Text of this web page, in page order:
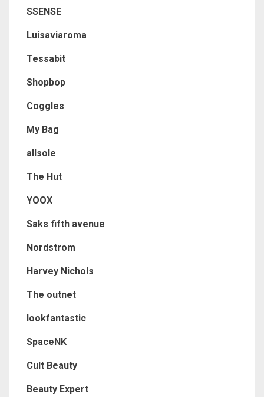
SSENSE
Luisaviaroma
Tessabit
Shopbop
Coggles
My Bag
allsole
The Hut
YOOX
Saks fifth avenue
Nordstrom
Harvey Nichols
The outnet
lookfantastic
SpaceNK
Cult Beauty
Beauty Expert